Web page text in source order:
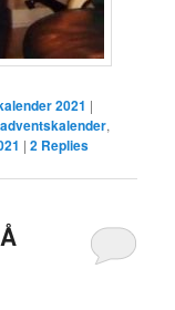
2021 |
,
|2 Replies